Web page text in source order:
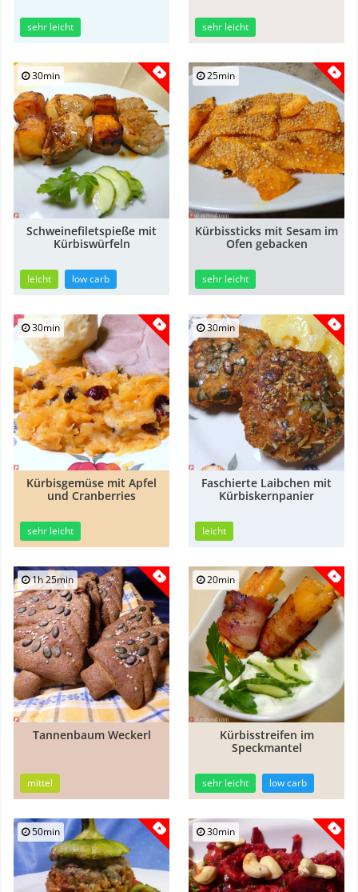
sehr leicht sehr leicht
30min
Schweinefiletspieße mit
Kürbiswürfeln
leicht low carb
25min
Kürbissticks mit Sesam im
Ofen gebacken
sehr leicht
30min
Kürbisgemüse mit Apfel
und Cranberries
sehr leicht
30min
Faschierte Laibchen mit
Kürbiskernpanier
leicht
1h 25min
Tannenbaum Weckerl
mittel
20min
Kürbisstreifen im
Speckmantel
sehr leicht low carb
50min 30min